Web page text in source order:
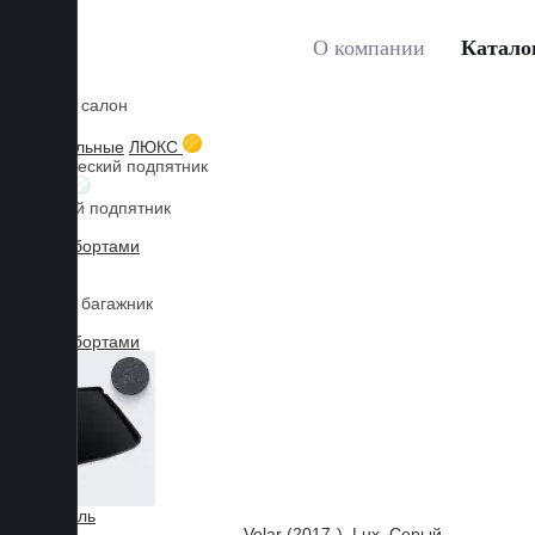
О компании
Коврики в салон
3D текстильные ЛЮКС
Металлический подпятник
Резиновый подпятник
3D Eva с бортами
Коврики в багажник
3D Eva с бортами
3D Текстиль
Главная